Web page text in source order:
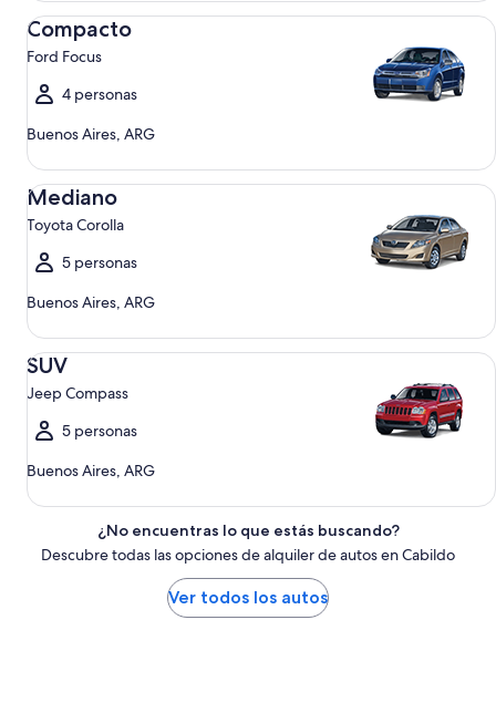
Compacto
Ford Focus
4 personas
Buenos Aires, ARG
Compacto Ford Focus
Mediano
Toyota Corolla
5 personas
Buenos Aires, ARG
Mediano Toyota Corolla
SUV
Jeep Compass
5 personas
Buenos Aires, ARG
SUV Jeep Compass
¿No encuentras lo que estás buscando?
Descubre todas las opciones de alquiler de autos en Cabildo
Ver todos los autos